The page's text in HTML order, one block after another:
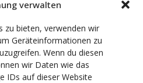
verwalten
zu bieten, verwenden wir
Geräteinformationen zu
Wenn du diesen
wir Daten wie das
IDs auf dieser Website